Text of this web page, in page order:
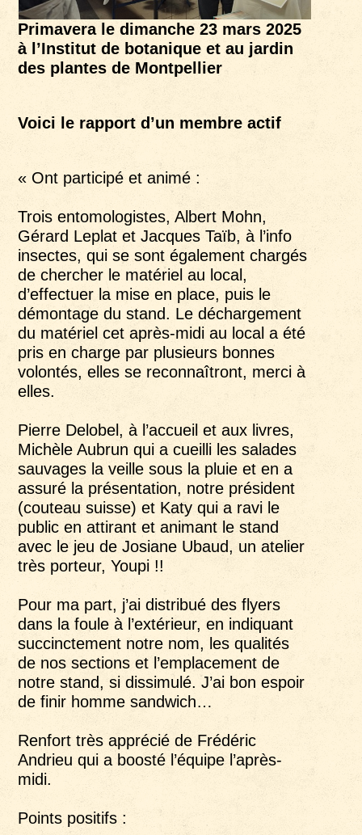
Primavera le dimanche 23 mars 2025
à l’Institut de botanique et au jardin
des plantes de Montpellier
Voici le rapport d’un membre actif
« Ont participé et animé :
Trois entomologistes, Albert Mohn,
Gérard Leplat et Jacques Taïb, à l’info
insectes, qui se sont également chargés
de chercher le matériel au local,
d’effectuer la mise en place, puis le
démontage du stand. Le déchargement
du matériel cet après-midi au local a été
pris en charge par plusieurs bonnes
volontés, elles se reconnaîtront, merci à
elles.
Pierre Delobel, à l’accueil et aux livres,
Michèle Aubrun qui a cueilli les salades
sauvages la veille sous la pluie et en a
assuré la présentation, notre président
(couteau suisse) et Katy qui a ravi le
public en attirant et animant le stand
avec le jeu de Josiane Ubaud, un atelier
très porteur, Youpi !!
Pour ma part, j’ai distribué des flyers
dans la foule à l’extérieur, en indiquant
succinctement notre nom, les qualités
de nos sections et l’emplacement de
notre stand, si dissimulé. J’ai bon espoir
de finir homme sandwich…
Renfort très apprécié de Frédéric
Andrieu qui a boosté l’équipe l’après-
midi.
Points positifs :